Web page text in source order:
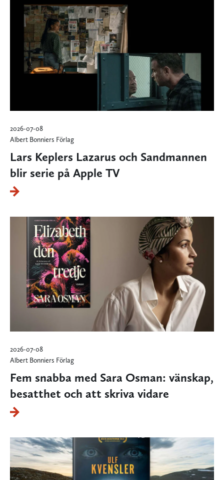
2026-07-08
Albert Bonniers Förlag
Lars Keplers Lazarus och Sandmannen
blir serie på Apple TV
2026-07-08
Albert Bonniers Förlag
Fem snabba med Sara Osman: vänskap,
besatthet och att skriva vidare